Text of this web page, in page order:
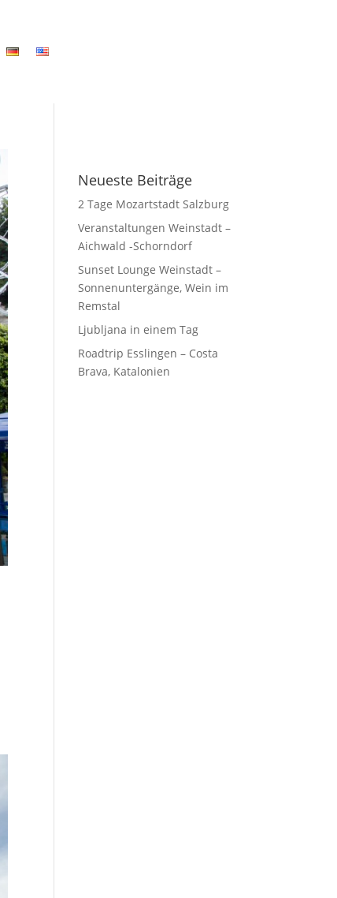
Neueste Beiträge
2 Tage Mozartstadt Salzburg
Veranstaltungen Weinstadt –
Aichwald -Schorndorf
Sunset Lounge Weinstadt –
Sonnenuntergänge, Wein im
Remstal
Ljubljana in einem Tag
Roadtrip Esslingen – Costa
Brava, Katalonien